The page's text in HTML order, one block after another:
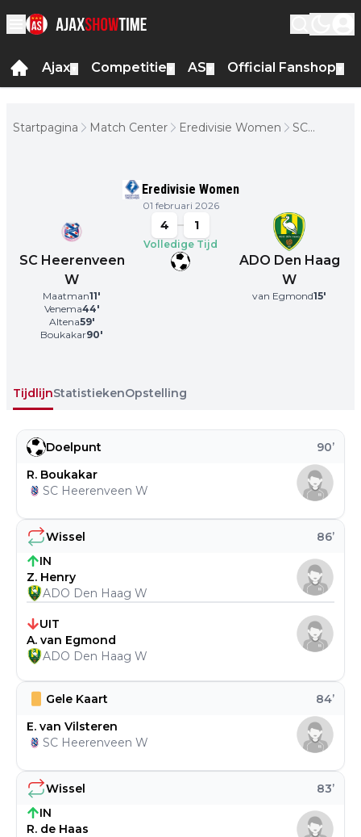
Ajax Competitie AS Official Fanshop
Startpagina Match Center Eredivisie Women
SC
Eredivisie Women
01 februari 2026
SC Heerenveen
W
Maatman11'
Venema44'
Altena59'
Boukakar90'
4 1
Volledige Tijd
ADO Den Haag
W
van Egmond15'
TijdlijnStatistiekenOpstelling
Wissel 83’
IN
R. de Haas
Gele Kaart 84’
E. van Vilsteren
SC Heerenveen W
Wissel 86’
IN
Z. Henry
ADO Den Haag W
UIT
A. van Egmond
ADO Den Haag W
Doelpunt 90’
R. Boukakar
SC Heerenveen W